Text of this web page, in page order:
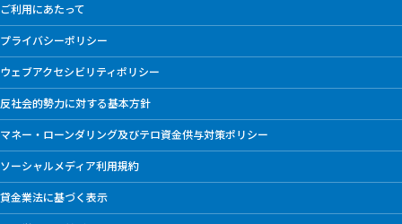
ご利用にあたって
プライバシーポリシー
ウェブアクセシビリティポリシー
反社会的勢力に対する基本方針
マネー・ローンダリング及びテロ資金供与対策ポリシー
ソーシャルメディア利用規約
貸金業法に基づく表示